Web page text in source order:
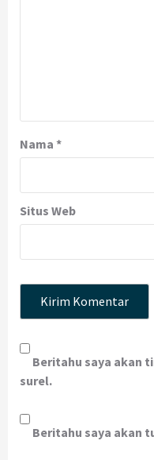
Nama *
Situs Web
Beritahu saya akan
surel.
Beritahu saya akan